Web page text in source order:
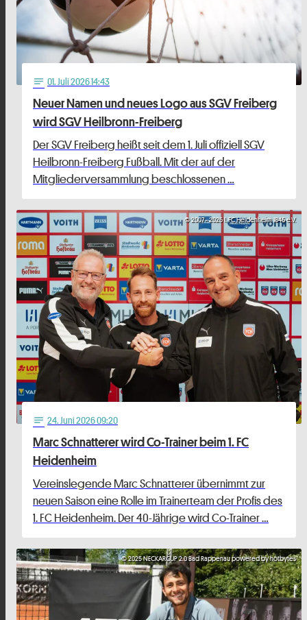
notes 01. Juli 2026 14:43
Neuer Namen und neues Logo aus SGV Freiberg
wird SGV Heilbronn-Freiberg
Der SGV Freiberg heißt seit dem 1. Juli offiziell SGV
Heilbronn-Freiberg Fußball. Mit der auf der
Mitgliederversammlung beschlossenen …
© 2007 - 2026 1. FC Heidenheim 1846 e.V.
notes 24. Juni 2026 09:20
Marc Schnatterer wird Co-Trainer beim 1. FC
Heidenheim
Vereinslegende Marc Schnatterer übernimmt zur
neuen Saison eine Rolle im Trainerteam der Profis des
1. FC Heidenheim. Der 40-Jährige wird Co-Trainer …
© 2025 NECKARCUP 2.0 Bad Rappenau powered by hotbytes